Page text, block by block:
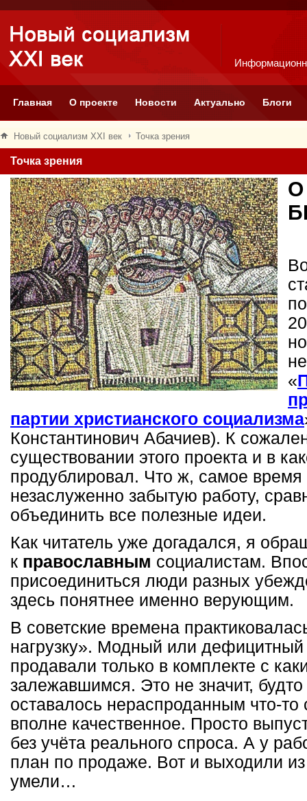
Главная О проекте Новости Актуально Блоги
Новый социализм XXI век Точка зрения
Точка зрения
«
партии христианского социализма
Константинович Абачиев). К
существовании этого проекта и в
продублировал. Что ж, самое время
незаслуженно забытую работу,
объединить все полезные идеи.
Как читатель уже догадался, я
к православным социалистам.
присоединиться люди разных
здесь понятнее именно верующим.
В советские времена
нагрузку». Модный или дефицитный
продавали только в комплекте с
залежавшимся. Это не значит, будто
оставалось нераспроданным что-то
вполне качественное. Просто
без учёта реального спроса. А у
план по продаже. Вот и выходили
умели…